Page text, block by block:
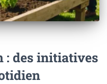
: des initiatives